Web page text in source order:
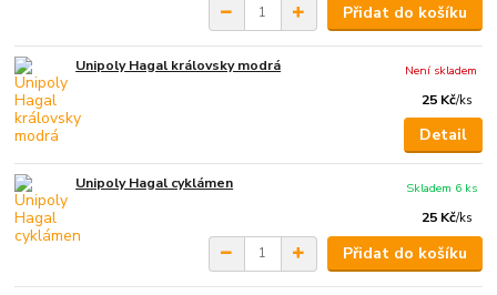
Přidat do košíku
Unipoly Hagal královsky modrá
25 Kč/ks
Není skladem
Detail
Unipoly Hagal cyklámen
25 Kč/ks
Skladem 6 ks
Přidat do košíku